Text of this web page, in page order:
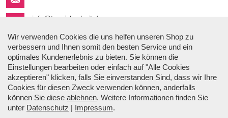
info@topsicherheit.de
Stefan Gmyrek
Der Autor.
Wir verwenden Cookies die uns helfen unseren Shop zu
verbessern und Ihnen somit den besten Service und ein
optimales Kundenerlebnis zu bieten. Sie können die
Einstellungen bearbeiten oder einfach auf "Alle Cookies
akzeptieren" klicken, falls Sie einverstanden Sind, dass wir Ihre
Cookies für diesen Zweck verwenden können, anderfalls
können Sie diese ablehnen. Weitere Informationen finden Sie
unter Datenschutz | Impressum.